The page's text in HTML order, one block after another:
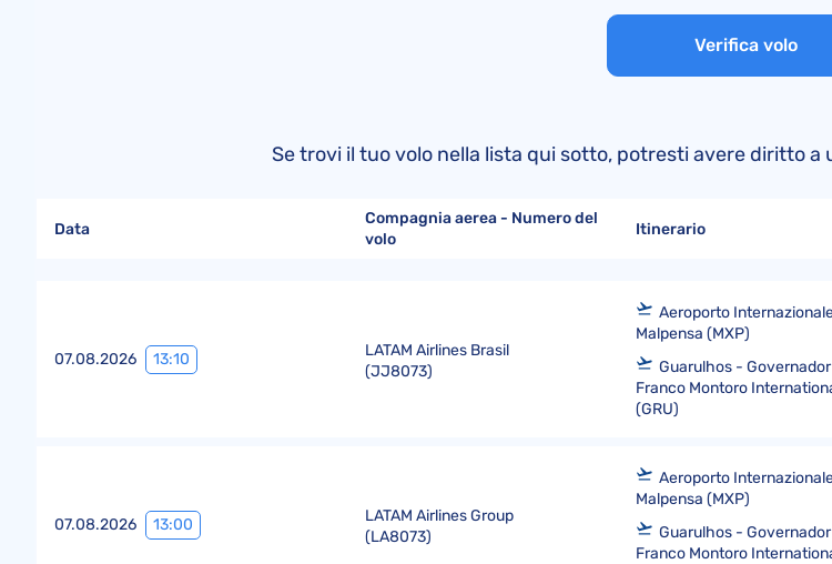
Risarcimento e
Reclami Iberia
Reclami Neos Air
La Convenzione di
Convenzione di
Verifica volo
Se trovi il tuo volo nella lista qui sotto, potresti avere diritto
Data
Compagnia aerea - Numero del
volo
Itinerario
07.08.2026 13:10
LATAM Airlines Brasil
(JJ8073)
Aeroporto
Malpensa (MXP)
Guarulhos -
Franco Montoro
(GRU)
07.08.2026 13:00
LATAM Airlines Group
(LA8073)
Aeroporto
Malpensa (MXP)
Guarulhos -
Franco Montoro